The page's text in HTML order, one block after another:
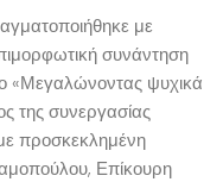
με
συνάντηση
«Μεγαλώνοντας ψυχικά
της συνεργασίας
προσκεκλημένη
Επίκουρη